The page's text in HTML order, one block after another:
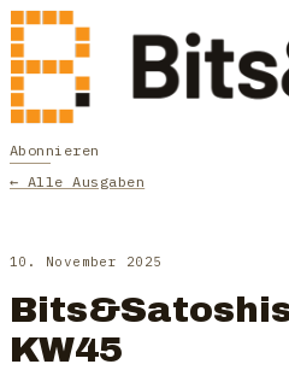
Abonnieren
← Alle Ausgaben
10. November 2025
KW45